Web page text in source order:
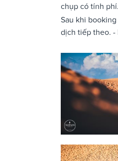
chụp có tính
Sau khi
dịch tiếp theo. -